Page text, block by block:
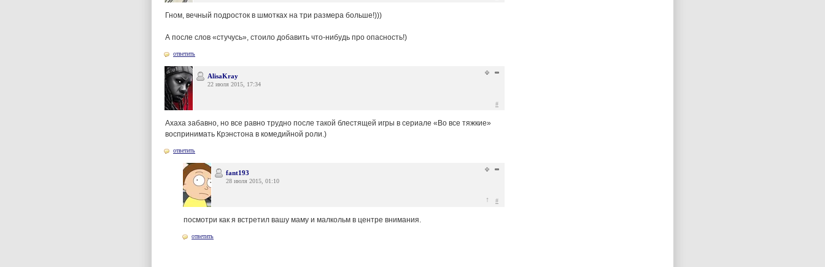
Гном, вечный подросток в шмотках на три размера больше!)))
А после слов «стучусь», стоило добавить что-нибудь про опасность!)
ответить
AlisaKray
22 июля 2015, 17:34
#
Ахаха забавно, но все равно трудно после такой блестящей игры в сериале «Во все тяжкие»
воспринимать Крэнстона в комедийной роли.)
ответить
↑
fant193
28 июля 2015, 01:10
#
посмотри как я встретил вашу маму и малкольм в центре внимания.
ответить